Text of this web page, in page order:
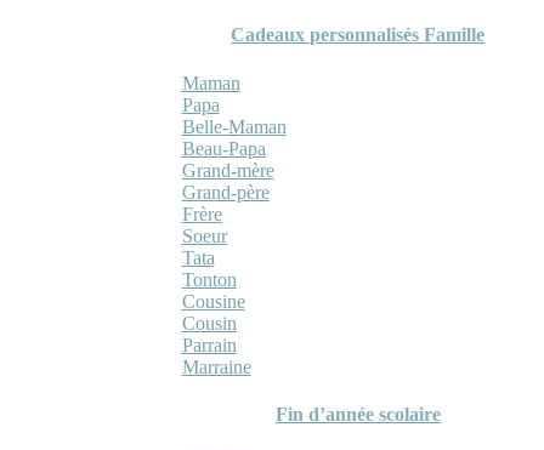
Cadeaux personnalisés Famille
Maman
Papa
Belle-Maman
Beau-Papa
Grand-mère
Grand-père
Frère
Soeur
Tata
Tonton
Cousine
Cousin
Parrain
Marraine
Fin d’année scolaire